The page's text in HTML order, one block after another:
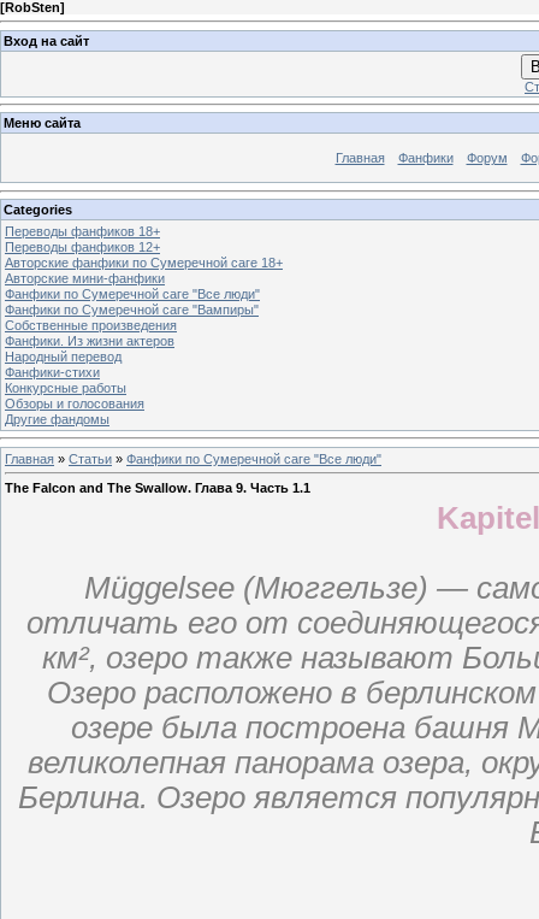
[RobSten]
Вход на сайт
Меню сайта
Главная Фанфики Форум
Categories
Переводы фанфиков 18+
Переводы фанфиков 12+
Авторские фанфики по Сумеречной саге 18+
Авторские мини-фанфики
Фанфики по Сумеречной саге "Все люди"
Фанфики по Сумеречной саге "Вампиры"
Собственные произведения
Фанфики. Из жизни актеров
Народный перевод
Фанфики-стихи
Конкурсные работы
Обзоры и голосования
Другие фандомы
Главная » Статьи » Фанфики по Сумеречной саге "Все люди"
The Falcon and The Swallow. Глава 9. Часть 1.1
Müggelsee (Мюггельзе) —
отличать его от
км², озеро также называют
Озеро расположено в
озере была построена башня
великолепная панорама озера,
Берлина. Озеро является